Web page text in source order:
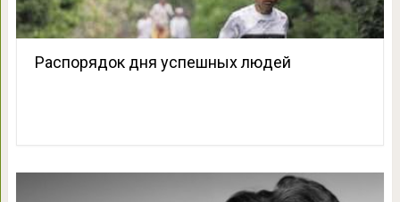
Распорядок дня успешных людей